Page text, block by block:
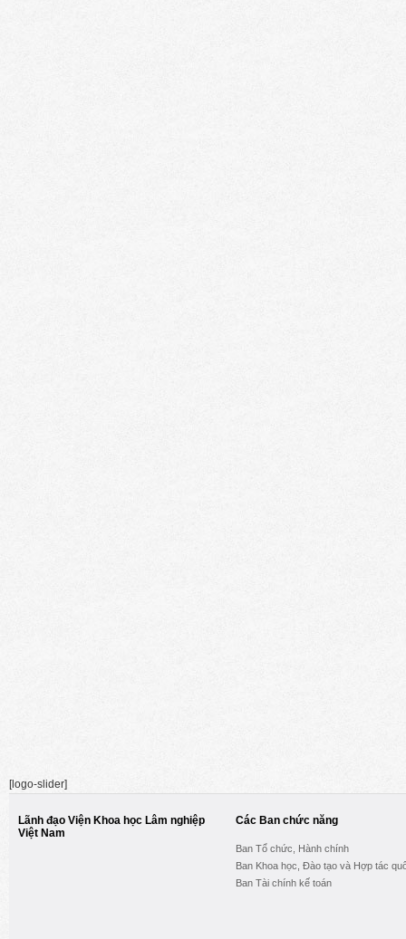
[logo-slider]
Lãnh đạo Viện Khoa học Lâm nghiệp
Việt Nam
Các Ban chức năng
Ban Tổ chức, Hành chính
Ban Khoa học, Đào tạo và Hợp tác
Ban Tài chính kế toán